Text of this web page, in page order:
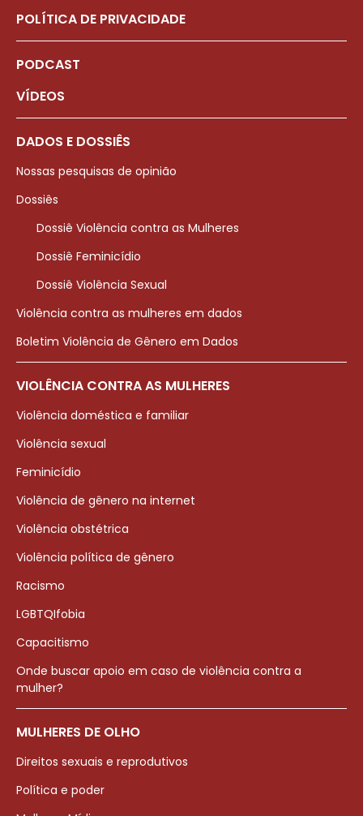
POLÍTICA DE PRIVACIDADE
PODCAST
VÍDEOS
DADOS E DOSSIÊS
Nossas pesquisas de opinião
Dossiês
Dossiê Violência contra as Mulheres
Dossiê Feminicídio
Dossiê Violência Sexual
Violência contra as mulheres em dados
Boletim Violência de Gênero em Dados
VIOLÊNCIA CONTRA AS MULHERES
Violência doméstica e familiar
Violência sexual
Feminicídio
Violência de gênero na internet
Violência obstétrica
Violência política de gênero
Racismo
LGBTQIfobia
Capacitismo
Onde buscar apoio em caso de violência contra a
mulher?
MULHERES DE OLHO
Direitos sexuais e reprodutivos
Política e poder